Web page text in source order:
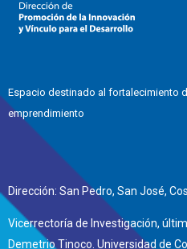
Espacio destinado al fortalecimiento
emprendimiento
Dirección: San Pedro, San José,
Vicerrectoría de Investigación,
Demetrio Tinoco. Universidad de